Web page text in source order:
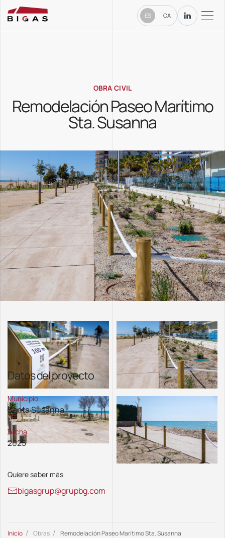
ES CA
OBRA CIVIL
Remodelación Paseo Marítimo
Sta. Susanna
Datos del proyecto
Municipio
Santa Susanna
Fecha
2025
Quiere saber más
bigasgrup@grupbg.com
Inicio Obras Remodelación Paseo Marítimo Sta. Susanna